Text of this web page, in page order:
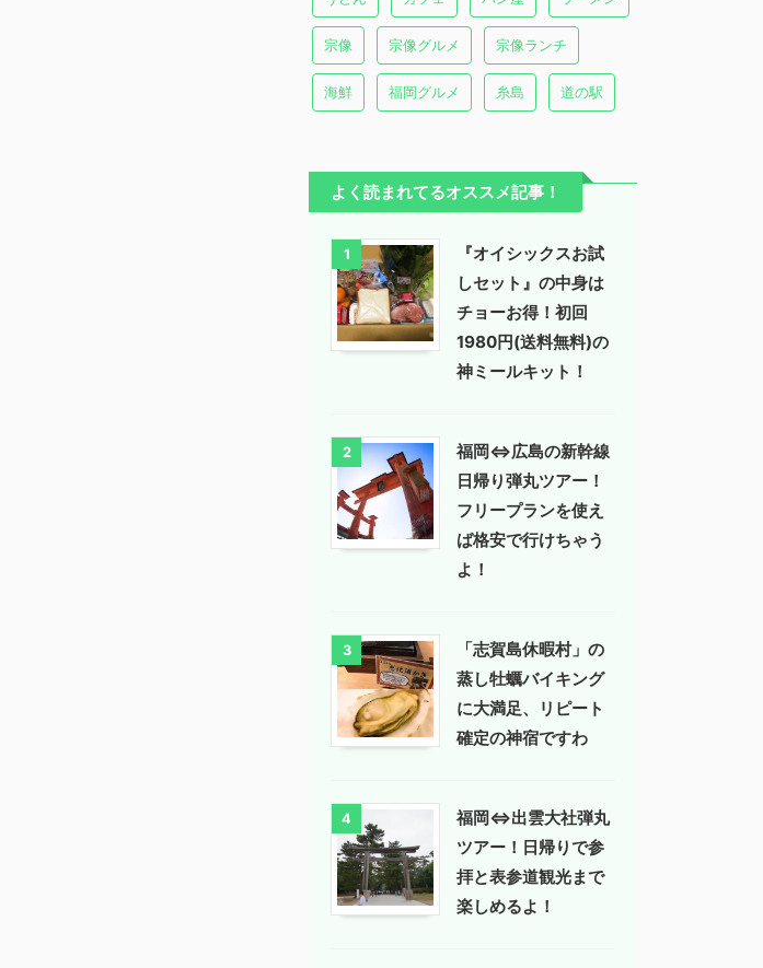
宗像 宗像グルメ 宗像ランチ
海鮮 福岡グルメ 糸島 道の駅
よく読まれてるオススメ記事！
1
『オイシックスお試
しセット』の中身は
チョーお得！初回
1980円(送料無料)の
神ミールキット！
2
福岡⇔広島の新幹線
日帰り弾丸ツアー！
フリープランを使え
ば格安で行けちゃう
よ！
3
「志賀島休暇村」の
蒸し牡蠣バイキング
に大満足、リピート
確定の神宿ですわ
4
福岡⇔出雲大社弾丸
ツアー！日帰りで参
拝と表参道観光まで
楽しめるよ！